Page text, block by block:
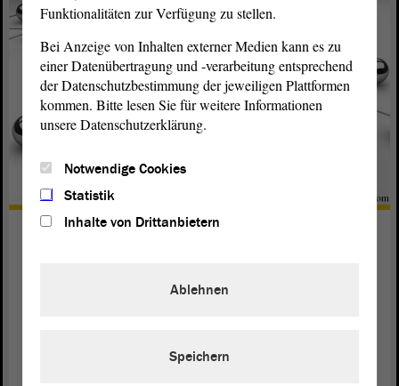
Lobbyregister
von politischen Entscheidungen unterhält der
Funktionalitäten zur Verfügung zu stellen.
Bei Anzeige von Inhalten externer Medien kann es zu
einer Datenübertragung und -verarbeitung entsprechend
der Datenschutzbestimmung der jeweiligen Plattformen
kommen. Bitte lesen Sie für weitere Informationen
unsere Datenschutzerklärung.
Notwendige Cookies
Statistik
Inhalte von Drittanbietern
Ablehnen
Speichern